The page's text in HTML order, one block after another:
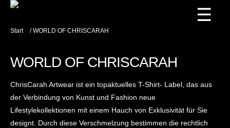
☰
Start / WORLD OF CHRISCARAH
WORLD OF CHRISCARAH
ChrisCarah Artwear ist ein topaktuelles T-Shirt- Label, das aus
der Verbindung von Kunst und Fashion neue
Lifestylekollektionen mit einem Hauch von Exklusivität für Sie
designt. Durch diese Verschmelzung bestimmen die rechtlich